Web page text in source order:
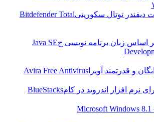
توتال سکوریتیBitdefender Total
زبان برنامه نویسی جJava SE
آویراAvira Free Antivirus
اندروید در کام BlueStacks